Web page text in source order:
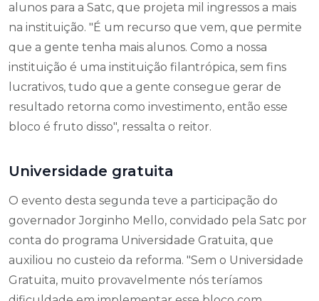
alunos para a Satc, que projeta mil ingressos a mais
na instituição. "É um recurso que vem, que permite
que a gente tenha mais alunos. Como a nossa
instituição é uma instituição filantrópica, sem fins
lucrativos, tudo que a gente consegue gerar de
resultado retorna como investimento, então esse
bloco é fruto disso", ressalta o reitor.
Universidade gratuita
O evento desta segunda teve a participação do
governador Jorginho Mello, convidado pela Satc por
conta do programa Universidade Gratuita, que
auxiliou no custeio da reforma. "Sem o Universidade
Gratuita, muito provavelmente nós teríamos